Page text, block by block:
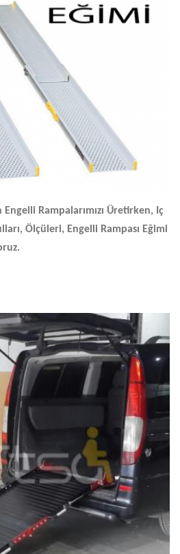
Rampalarımızı Üretirken, Iç
Ölçüleri, Engelli Rampası Eğimi